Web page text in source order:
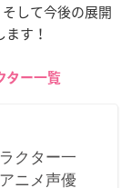
して今後の展開
す！
ター一覧